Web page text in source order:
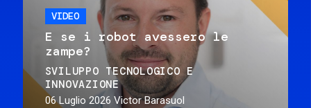
VIDEO
E se i robot avessero le
zampe?
SVILUPPO TECNOLOGICO E
INNOVAZIONE
06 Luglio 2026 Victor Barasuol